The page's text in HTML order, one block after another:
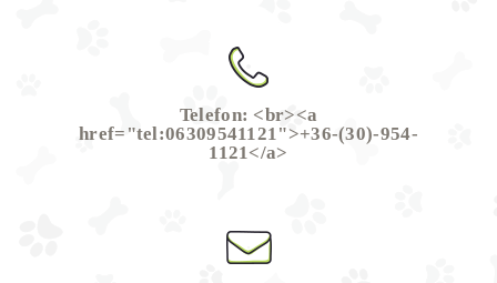
Telefon: <br><a
href="tel:06309541121">+36-(30)-954-
1121</a>